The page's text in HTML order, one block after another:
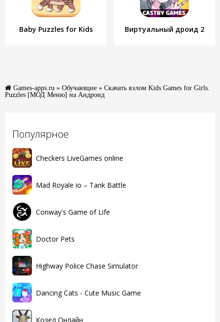
Популярное
Checkers LiveGames online
Mad Royale io – Tank Battle
Conway's Game of Life
Doctor Pets
Highway Police Chase Simulator
Dancing Cats - Cute Music Game
Козел Онлайн
Baby Puzzles for Kids Виртуальный дроид 2
Games-apps.ru » Обучающие » Скачать взлом Kids Games for Girls.
Puzzles [МОД Меню] на Андроид